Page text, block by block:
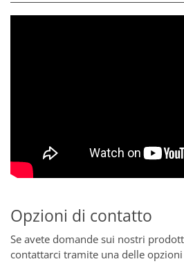
Opzioni di contatto
Se avete domande sui nostri
contattarci tramite una delle